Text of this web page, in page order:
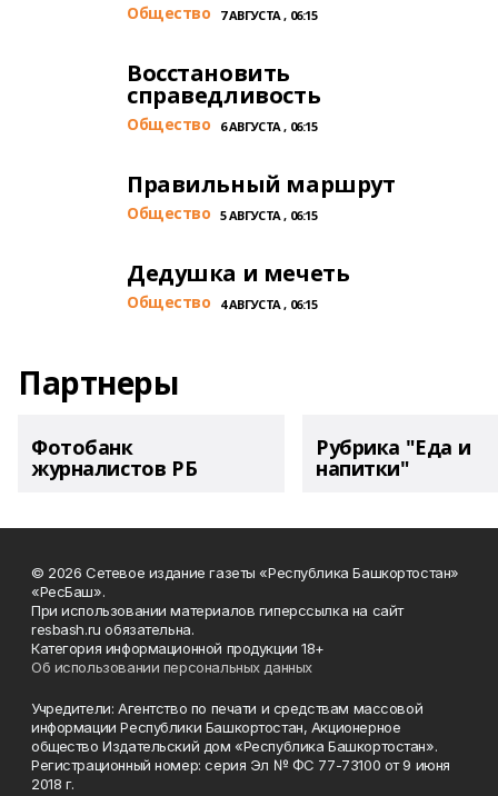
Общество 7 АВГУСТА , 06:15
Восстановить
справедливость
Общество 6 АВГУСТА , 06:15
Правильный маршрут
Общество 5 АВГУСТА , 06:15
Дедушка и мечеть
Общество 4 АВГУСТА , 06:15
Партнеры
Фотобанк
журналистов РБ
Рубрика "Еда и
напитки"
© 2026 Сетевое издание газеты «Республика Башкортостан»
«РесБаш».
При использовании материалов гиперссылка на сайт
resbash.ru обязательна.
Категория информационной продукции 18+
Об использовании персональных данных
Учредители: Агентство по печати и средствам массовой
информации Республики Башкортостан, Акционерное
общество Издательский дом «Республика Башкортостан».
Регистрационный номер: серия Эл № ФС 77-73100 от 9 июня
2018 г.